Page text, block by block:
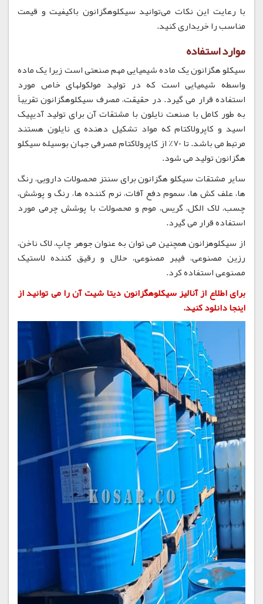
با رعایت این نکات می‌توانید سیکلوهگزانون باکیفیت و قیمت
مناسب را خریداری کنید.
موارد استفاده
سیکلو هگزانون یک ماده شیمیایی مهم صنعتی است زیرا یک ماده
واسطه شیمیایی است که در تولید مولکولهای خاص مورد
استفاده قرار می گیرد. در حقیقت، مصرف سیکلوهگزانون تقریباً
به طور کامل با صنعت نایلون با مشتقات آن برای تولید آدیپیک
اسید و کاپرولاکتام که مواد تشکیل دهنده ی نایلون هستند
مرتبط می باشد. تا 70٪ از كاپرولاكتام مصرفی جهان بوسیله سیكلو
هگزانون تولید می شود.
سایر مشتقات سیکلو هگزانون برای سنتز محصولات دارویی، رنگ
ها، علف کش ها، سموم دفع آفات، نرم کننده ها، رنگ و پوشش،
چسب، لاک الکل، گریس، موم و محصولات با پوشش چرمی مورد
استفاده قرار می گیرد.
از سیکلوهزانون همچنین می توان به عنوان جوهر چاپ، لاک ناخن،
رزین مصنوعی، فیبر مصنوعی، حلال و رقیق کننده لاستیک
مصنوعی استفاده کرد.
برای اطلاع از آنالیز سیکلوهگزانون دیتا شیت آن را می توانید از
اینجا دانلود کنید.